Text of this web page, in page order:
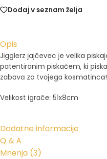
Dodaj v seznam želja
Opis
Jigglerz jajčevec je velika
patentiranim piskačem, ki
zabava za tvojega kosmatinca!
Velikost igrače: 51x8cm
Dodatne informacije
Q & A
Mnenja (3)